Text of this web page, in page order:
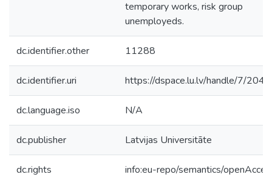
temporary works, risk group
unemployeds.
dc.identifier.other 11288
dc.identifier.uri https://dspace.lu.lv/handle/7/
dc.language.iso N/A
dc.publisher Latvijas Universitāte
dc.rights info:eu-repo/semantics/